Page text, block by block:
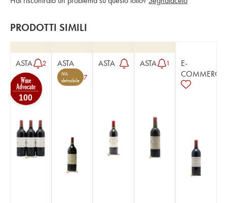
PRODOTTI SIMILI
ASTA 2
100
ASTA
IVA
detraibile
7
ASTA ASTA 1
E-
COMMERCE